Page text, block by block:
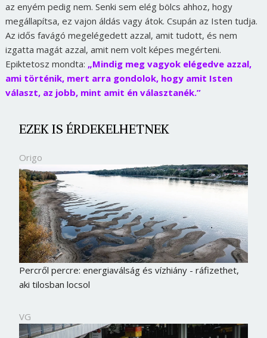
az enyém pedig nem. Senki sem elég bölcs ahhoz, hogy
megállapítsa, ez vajon áldás vagy átok. Csupán az Isten tudja.
Az idős favágó megelégedett azzal, amit tudott, és nem
izgatta magát azzal, amit nem volt képes megérteni.
Epiktetosz mondta: „Mindig meg vagyok elégedve azzal,
ami történik, mert arra gondolok, hogy amit Isten
választ, az jobb, mint amit én választanék.”
EZEK IS ÉRDEKELHETNEK
Origo
Percről percre: energiaválság és vízhiány - ráfizethet,
aki tilosban locsol
VG